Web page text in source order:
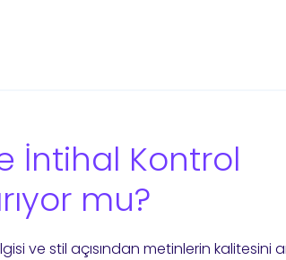
İntihal Kontrol
mu?
ve stil açısından metinlerin kalitesini